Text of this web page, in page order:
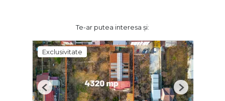
Te-ar putea interesa și:
Exclusivitate
Previous Next